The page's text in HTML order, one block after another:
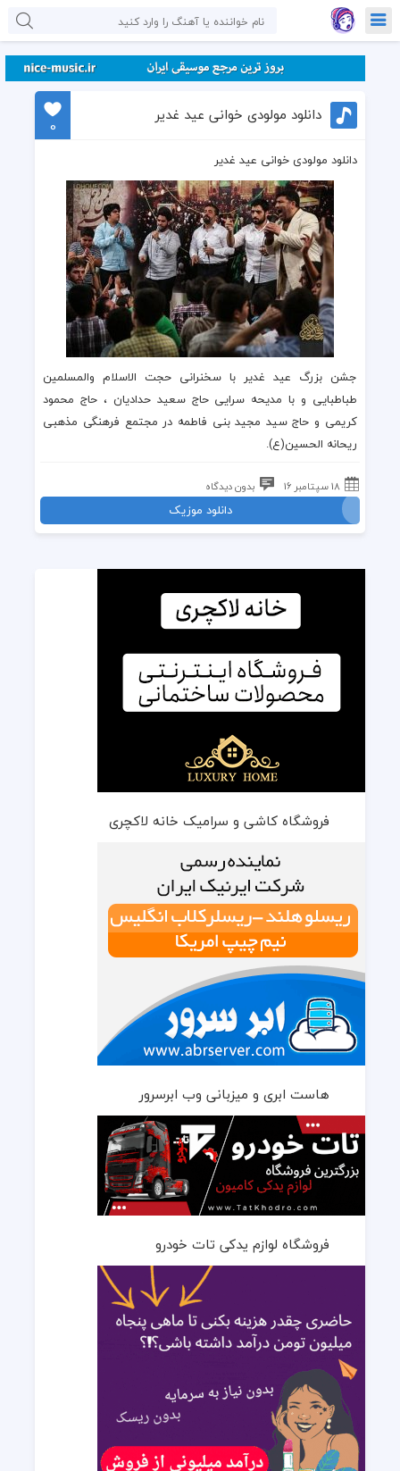
دانلود مولودی خوانی عید غدیر
0
دانلود مولودی خوانی عید غدیر
جشن بزرگ عید غدیر با سخنرانی حجت الاسلام والمسلمین
طباطبایی و با مدیحه سراییحاج سعید حدادیان ، حاج محمود
کریمی و حاج سید مجید بنی فاطمه در مجتمع فرهنگی مذهبی
ریحانه الحسین(ع).
18 سپتامبر 16 بدون دیدگاه
دانلود موزیک
فروشگاه کاشی و سرامیک خانه لاکچری
هاست ابری و میزبانی وب ابرسرور
فروشگاه لوازم یدکی تات خودرو